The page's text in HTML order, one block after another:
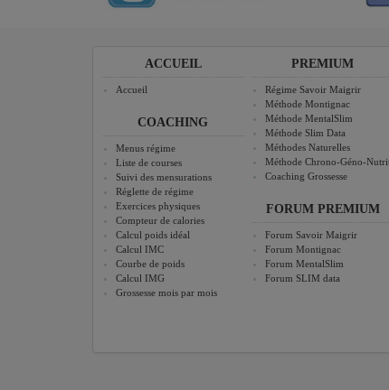
ACCUEIL
Accueil
COACHING
Menus régime
Liste de courses
Suivi des mensurations
Réglette de régime
Exercices physiques
Compteur de calories
Calcul poids idéal
Calcul IMC
Courbe de poids
Calcul IMG
Grossesse mois par mois
PREMIUM
Régime Savoir Maigrir
Méthode Montignac
Méthode MentalSlim
Méthode Slim Data
Méthodes Naturelles
Méthode Chrono-Géno-
Coaching Grossesse
FORUM PREMIUM
Forum Savoir Maigrir
Forum Montignac
Forum MentalSlim
Forum SLIM data